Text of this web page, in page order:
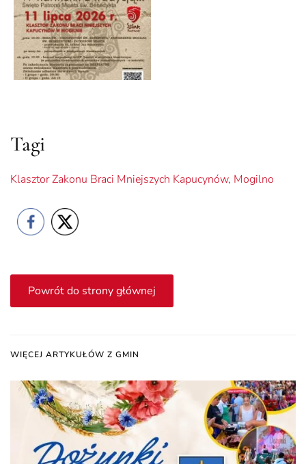
Tagi
Klasztor Zakonu Braci Mniejszych Kapucynów, Mogilno
Powrót do strony głównej
WIĘCEJ ARTYKUŁÓW Z GMIN